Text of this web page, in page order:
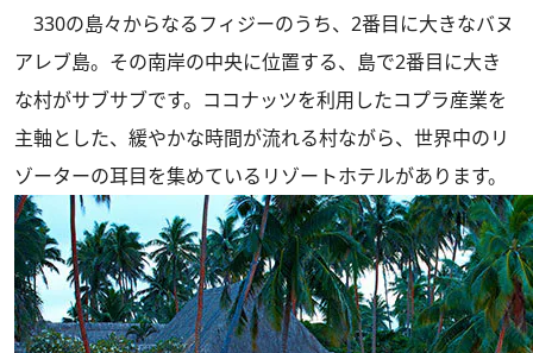
330の島々からなるフィジーのうち、2番目に大きなバヌ
アレブ島。その南岸の中央に位置する、島で2番目に大き
な村がサブサブです。ココナッツを利用したコプラ産業を
主軸とした、緩やかな時間が流れる村ながら、世界中のリ
ゾーターの耳目を集めているリゾートホテルがあります。